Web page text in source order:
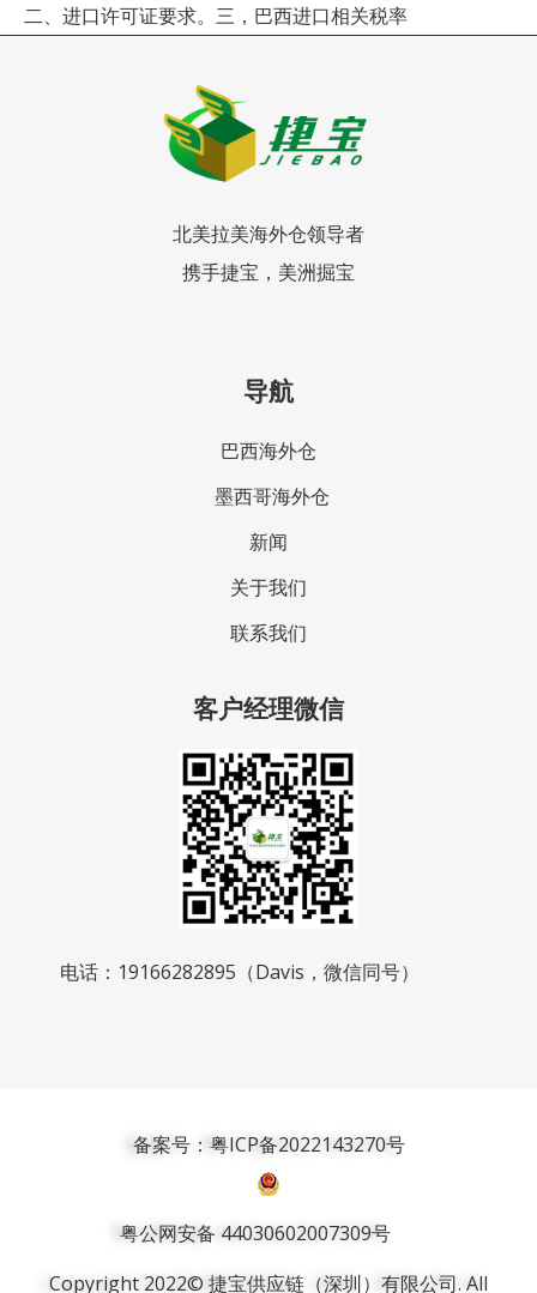
二、进口许可证要求。三，巴西进口相关税率
北美拉美海外仓领导者
携手捷宝，美洲掘宝
导航
巴西海外仓
墨西哥海外仓
新闻
关于我们
联系我们
客户经理微信
电话：19166282895（Davis，微信同号）
备案号：粤ICP备2022143270号
粤公网安备 44030602007309号
Copyright 2022© 捷宝供应链（深圳）有限公司. All